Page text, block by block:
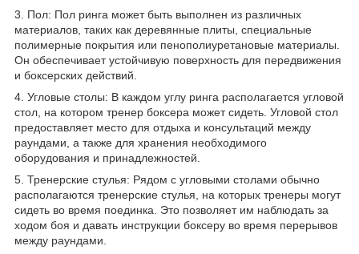
3. Пол: Пол ринга может быть выполнен из различных
материалов, таких как деревянные плиты, специальные
полимерные покрытия или пенополиуретановые материалы.
Он обеспечивает устойчивую поверхность для передвижения
и боксерских действий.
4. Угловые столы: В каждом углу ринга располагается угловой
стол, на котором тренер боксера может сидеть. Угловой стол
предоставляет место для отдыха и консультаций между
раундами, а также для хранения необходимого
оборудования и принадлежностей.
5. Тренерские стулья: Рядом с угловыми столами обычно
располагаются тренерские стулья, на которых тренеры могут
сидеть во время поединка. Это позволяет им наблюдать за
ходом боя и давать инструкции боксеру во время перерывов
между раундами.